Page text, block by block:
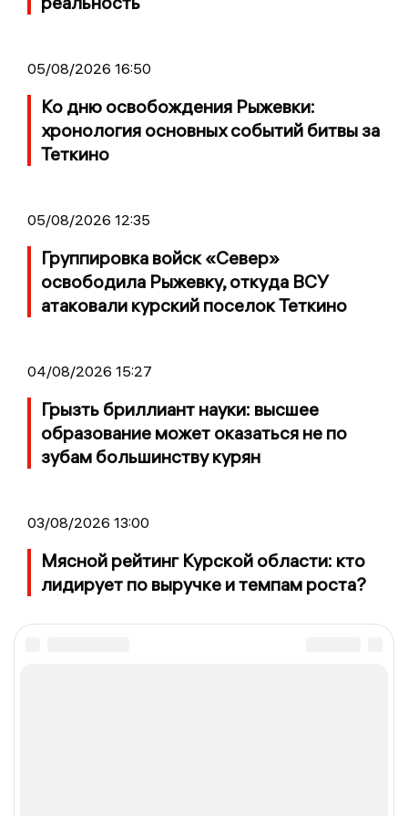
05/08/2026 16:50
Ко дню освобождения Рыжевки:
хронология основных событий битвы за
Теткино
05/08/2026 12:35
Группировка войск «Север»
освободила Рыжевку, откуда ВСУ
атаковали курский поселок Теткино
04/08/2026 15:27
Грызть бриллиант науки: высшее
образование может оказаться не по
зубам большинству курян
03/08/2026 13:00
Мясной рейтинг Курской области: кто
лидирует по выручке и темпам роста?